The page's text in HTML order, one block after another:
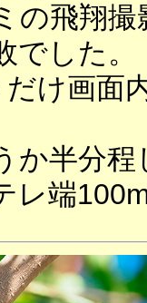
の飛翔撮
でした。
け画面
か半分
レ端